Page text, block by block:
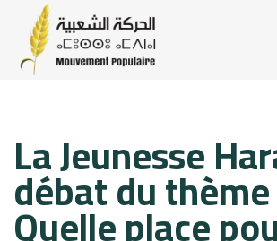
La Jeunesse
débat du
on: